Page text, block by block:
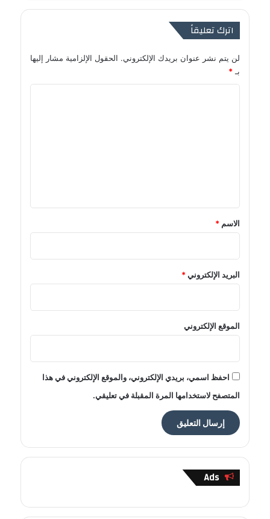
اترك تعليقاً
لن يتم نشر عنوان بريدك الإلكتروني. الحقول الإلزامية مشار إليها
بـ *
*
الاسم *
البريد الإلكتروني*
الموقع الإلكتروني
احفظ اسمي، بريدي الإلكتروني، والموقع الإلكتروني في هذا
المتصفح لاستخدامها المرة المقبلة في تعليقي.
Ads